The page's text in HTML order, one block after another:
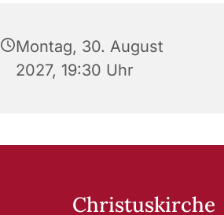
Montag, 30. August
2027, 19:30 Uhr
Christuskirche